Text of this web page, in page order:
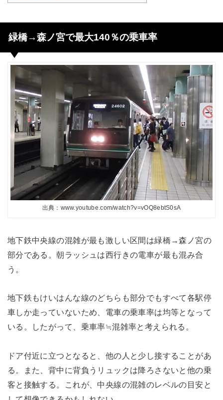
緑橋→森ノ宮で最大140％の乗車率
出典：www.youtube.com/watch?v=vOQ8ebtS0sA
地下鉄中央線の混雑が最も激しい区間は緑橋→森ノ宮の
部分である。朝ラッシュは西行きの電車が最も混み合
う。
地下鉄もけいはんな線のどちらも部分でもすべて各駅停
車しか走っていないため、電車の乗車率は均等となって
いる。したがって、乗車率≒混雑率と考えられる。
ドア付近に立つとなると、他の人と少し接することがあ
る。また、背中に背負うリュックは降ろさないと他の乗
客と接触する。これが、中央線の混雑のレベルの目安と